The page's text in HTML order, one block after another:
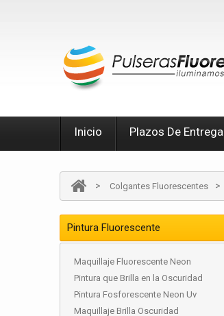
Inicio Plazos De Entrega
> Colgantes Fluorescentes >
Pintura Fluorescente
Maquillaje Fluorescente Neon
Pintura que Brilla en la Oscuridad
Pintura Fosforescente Neon Uv
Maquillaje Brilla Oscuridad